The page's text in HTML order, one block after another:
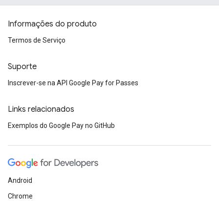
Informações do produto
Termos de Serviço
Suporte
Inscrever-se na API Google Pay for Passes
Links relacionados
Exemplos do Google Pay no GitHub
Android
Chrome